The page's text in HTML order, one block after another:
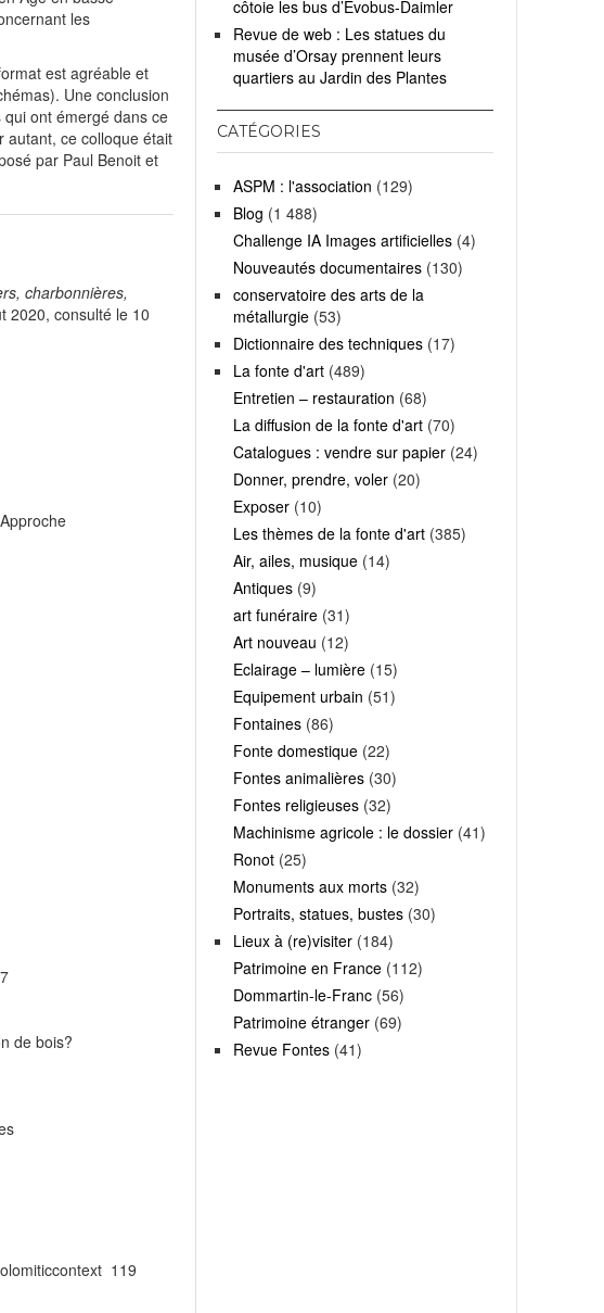
les
est agréable et
Une conclusion
ont émergé dans ce
autant, ce colloque était
par Paul Benoit et
charbonnières,
2020, consulté le 10
de bois?
119
côtoie les bus d’Evobus-Daimler
Revue de web : Les statues du
musée d’Orsay prennent leurs
quartiers au Jardin des Plantes
CATÉGORIES
ASPM : l'association (129)
Blog (1 488)
Challenge IA Images artificielles (4)
Nouveautés documentaires (130)
conservatoire des arts de la
métallurgie (53)
Dictionnaire des techniques (17)
La fonte d'art (489)
Entretien – restauration (68)
La diffusion de la fonte d'art (70)
Catalogues : vendre sur papier (24)
Donner, prendre, voler (20)
Exposer (10)
Les thèmes de la fonte d'art (385)
Air, ailes, musique (14)
Antiques (9)
art funéraire (31)
Art nouveau (12)
Eclairage – lumière (15)
Equipement urbain (51)
Fontaines (86)
Fonte domestique (22)
Fontes animalières (30)
Fontes religieuses (32)
Machinisme agricole : le dossier (41)
Ronot (25)
Monuments aux morts (32)
Portraits, statues, bustes (30)
Lieux à (re)visiter (184)
Patrimoine en France (112)
Dommartin-le-Franc (56)
Patrimoine étranger (69)
Revue Fontes (41)